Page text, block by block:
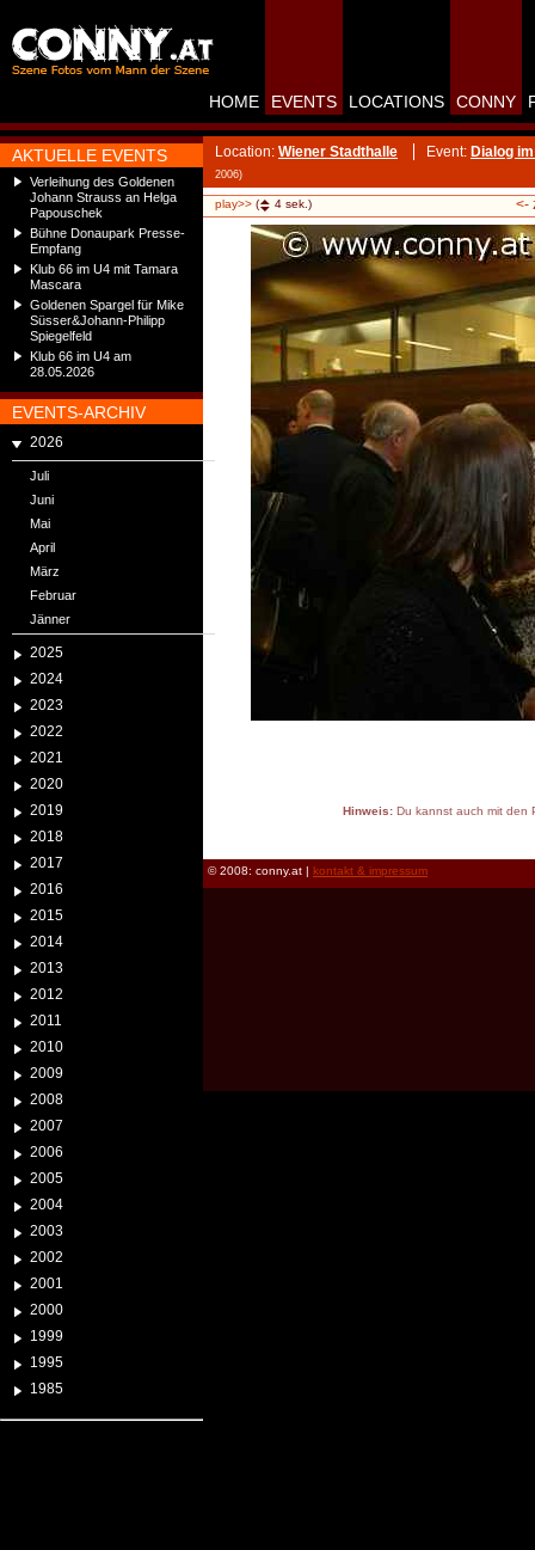
AKTUELLE EVENTS
Verleihung des Goldenen
Johann Strauss an Helga
Papouschek
Bühne Donaupark Presse-
Empfang
Klub 66 im U4 mit Tamara
Mascara
Goldenen Spargel für Mike
Süsser&Johann-Philipp
Spiegelfeld
Klub 66 im U4 am
28.05.2026
EVENTS-ARCHIV
2026
Juli
Juni
Mai
April
März
Februar
Jänner
2025
2024
2023
2022
2021
2020
2019
2018
2017
2016
2015
2014
2013
2012
2011
2010
2009
2008
2007
2006
2005
2004
2003
2002
2001
2000
1999
1995
1985
HOME EVENTS LOCATIONS CONNY
Location: Wiener Stadthalle Event: Dialog
2006)
play>> ( 4 sek.) <-
Hinweis:Du kannst auch mit den
© 2008: conny.at | kontakt & impressum